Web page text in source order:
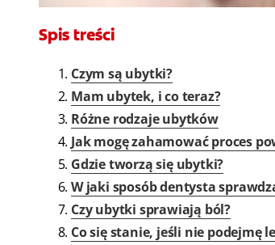
Spis treści
Czym są ubytki?
Mam ubytek, i co teraz?
Różne rodzaje ubytków
Jak mogę zahamować proces
Gdzie tworzą się ubytki?
W jaki sposób dentysta
Czy ubytki sprawiają ból?
Co się stanie, jeśli nie podejmę